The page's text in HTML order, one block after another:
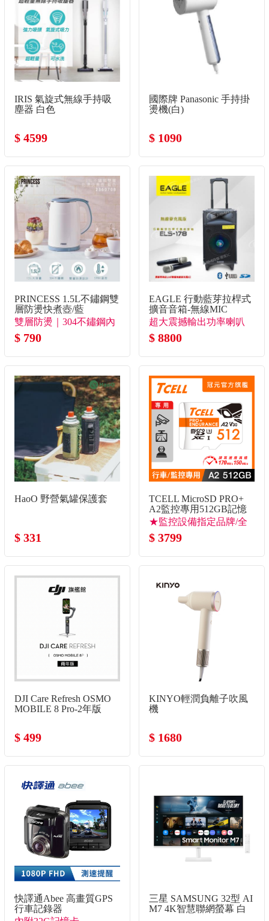
IRIS 氣旋式無線手持吸
塵器 白色
$ 4599
國際牌 Panasonic 手持掛
燙機(白)
$ 1090
PRINCESS 1.5L不鏽鋼雙
層防燙快煮壺/藍
雙層防燙｜304不鏽鋼內
膽
$ 790
EAGLE 行動藍芽拉桿式
擴音音箱-無線MIC
超大震撼輸出功率喇叭
到哪裡都聽得到
$ 8800
HaoO 野營氣罐保護套
$ 331
TCELL MicroSD PRO+
A2監控專用512GB記憶
卡
★監控設備指定品牌/全
新改版速度大升級
$ 3799
DJI Care Refresh OSMO
MOBILE 8 Pro-2年版
$ 499
KINYO輕潤負離子吹風
機
$ 1680
快譯通Abee 高畫質GPS
行車記錄器
三星 SAMSUNG 32型 AI
M7 4K智慧聯網螢幕 白